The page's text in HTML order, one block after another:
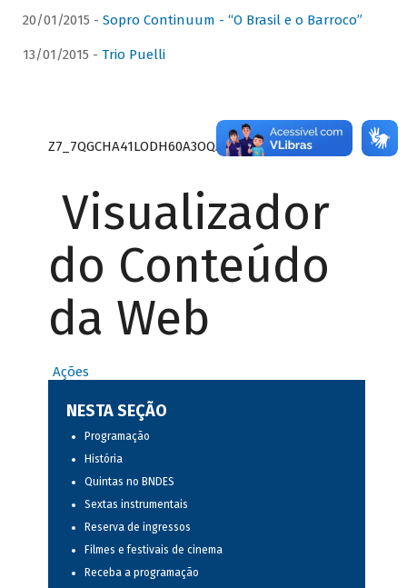
20/01/2015 - Sopro Continuum - “O Brasil e o Barroco”
13/01/2015 - Trio Puelli
Z7_7QGCHA41LODH60A3OQA8RN1415
Visualizador
do Conteúdo
da Web
Ações
NESTA SEÇÃO
Programação
História
Quintas no BNDES
Sextas instrumentais
Reserva de ingressos
Filmes e festivais de cinema
Receba a programação